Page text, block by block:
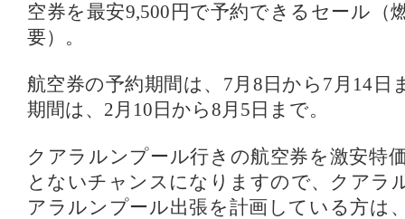
空券を最安9,500円で予約できるセール（
要）。
航空券の予約期間は、7月8日から7月14日
期間は、2月10日から8月5日まで。
クアラルンプール行きの航空券を激安特
とないチャンスになりますので、クアラ
アラルンプール出張を計画している方は